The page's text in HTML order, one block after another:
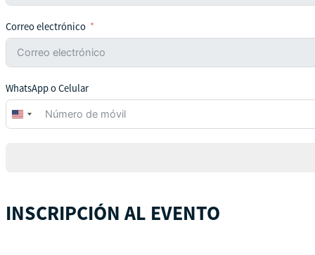
Correo electrónico
WhatsApp o Celular
United
States
INSCRIPCIÓN AL EVENTO